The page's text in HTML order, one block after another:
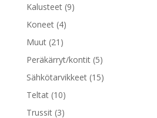
Kalusteet (9)
Koneet (4)
Muut (21)
Peräkärryt/kontit (5)
Sähkötarvikkeet (15)
Teltat (10)
Trussit (3)